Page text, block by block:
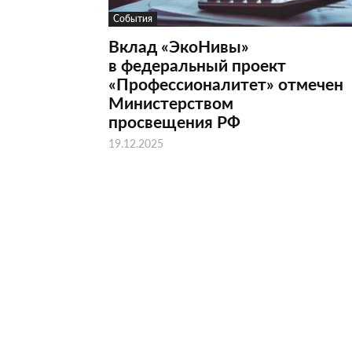
События
Вклад «ЭкоНивы»
в федеральный проект
«Профессионалитет» отмечен
Министерством
просвещения РФ
19.12.2025